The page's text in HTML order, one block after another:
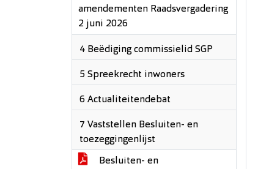
amendementen Raadsvergadering
2 juni 2026
4 Beëdiging commissielid SGP
5 Spreekrecht inwoners
6 Actualiteitendebat
7 Vaststellen Besluiten- en
toezeggingenlijst
Besluiten- en